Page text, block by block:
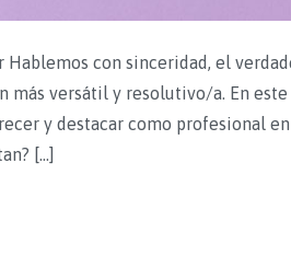
con sinceridad, el
más versátil y resolutivo/a. En
y destacar como profesional
[…]